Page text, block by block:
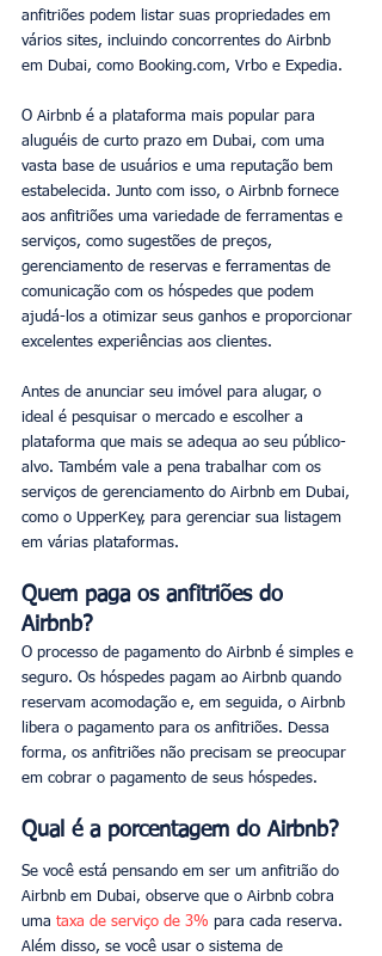
anfitriões podem listar suas propriedades em
vários sites, incluindo concorrentes do Airbnb
em Dubai, como Booking.com, Vrbo e Expedia.
O Airbnb é a plataforma mais popular para
aluguéis de curto prazo em Dubai, com uma
vasta base de usuários e uma reputação bem
estabelecida. Junto com isso, o Airbnb fornece
aos anfitriões uma variedade de ferramentas e
serviços, como sugestões de preços,
gerenciamento de reservas e ferramentas de
comunicação com os hóspedes que podem
ajudá-los a otimizar seus ganhos e proporcionar
excelentes experiências aos clientes.
Antes de anunciar seu imóvel para alugar, o
ideal é pesquisar o mercado e escolher a
plataforma que mais se adequa ao seu público-
alvo. Também vale a pena trabalhar com os
serviços de gerenciamento do Airbnb em Dubai,
como o UpperKey, para gerenciar sua listagem
em várias plataformas.
Quem paga os anfitriões do
Airbnb?
O processo de pagamento do Airbnb é simples e
seguro. Os hóspedes pagam ao Airbnb quando
reservam acomodação e, em seguida, o Airbnb
libera o pagamento para os anfitriões. Dessa
forma, os anfitriões não precisam se preocupar
em cobrar o pagamento de seus hóspedes.
Qual é a porcentagem do Airbnb?
Se você está pensando em ser um anfitrião do
Airbnb em Dubai, observe que o Airbnb cobra
uma taxa de serviço de 3% para cada reserva.
Além disso, se você usar o sistema de